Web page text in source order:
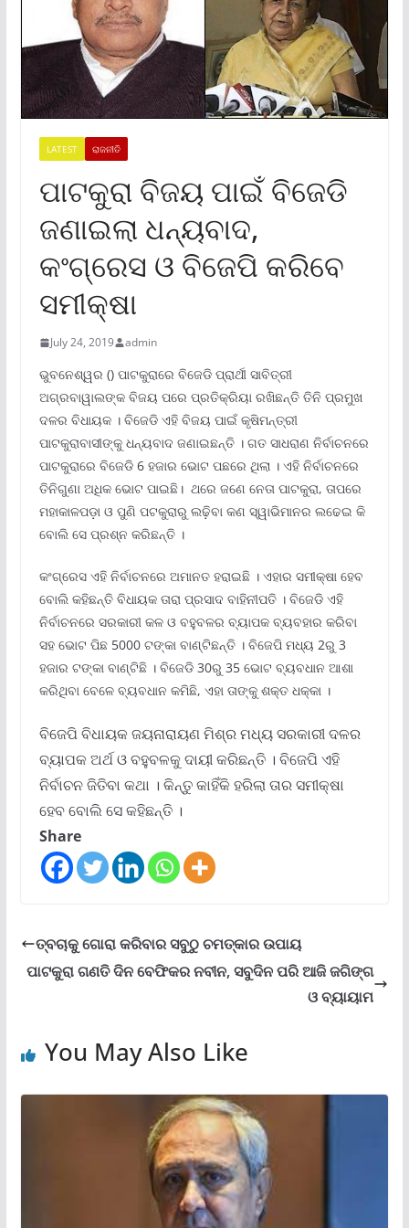
LATEST ରାଜନୀତି
ପାଟକୁରା ବିଜୟ ପାଇଁ ବିଜେଡି
ଜଣାଇଲା ଧନ୍ୟବାଦ,
କଂଗ୍ରେସ ଓ ବିଜେପି କରିବେ
ସମୀକ୍ଷା
July 24, 2019 admin
ଭୁବନେଶ୍ୱର () ପାଟକୁରାରେ ବିଜେଡି ପ୍ରାର୍ଥୀ ସାବିତ୍ରୀ
ଅଗ୍ରବାୱାଲଙ୍କ ବିଜୟ ପରେ ପ୍ରତିକ୍ରିୟା ରଖିଛନ୍ତି ତିନି ପ୍ରମୁଖ
ଦଳର ବିଧାୟକ । ବିଜେଡି ଏହି ବିଜୟ ପାଇଁ କୃଷିମନ୍ତ୍ରୀ
ପାଟକୁରାବାସୀଙ୍କୁ ଧନ୍ୟବାଦ ଜଣାଇଛନ୍ତି । ଗତ ସାଧରାଣ ନିର୍ବାଚନରେ
ପାଟକୁରାରେ ବିଜେଡି 6 ହଜାର ଭୋଟ ପଛରେ ଥିଲା । ଏହି ନିର୍ବାଚନରେ
ତିନିଗୁଣା ଅଧିକ ଭୋଟ ପାଇଛି। ଥରେ ଜଣେ ନେତା ପାଟକୁରା, ତାପରେ
ମହାକାଳପଡ଼ା ଓ ପୁଣି ପଟକୁରାରୁ ଲଢ଼ିବା କଣ ସ୍ୱାଭିମାନର ଲଢେଇ କି
ବୋଲି ସେ ପ୍ରଶ୍ନ କରିଛନ୍ତି ।
କଂଗ୍ରେସ ଏହି ନିର୍ବାଚନରେ ଅମାନତ ହରାଇଛି । ଏହାର ସମୀକ୍ଷା ହେବ
ବୋଲି କହିଛନ୍ତି ବିଧାୟକ ତାରା ପ୍ରସାଦ ବାହିନୀପତି । ବିଜେଡି ଏହି
ନିର୍ବାଚନରେ ସରକାରୀ କଳ ଓ ବହୁବଳର ବ୍ୟାପକ ବ୍ୟବହାର କରିବା
ସହ ଭୋଟ ପିଛ 5000 ଟଙ୍କା ବାଣ୍ଟିଛନ୍ତି । ବିଜେପି ମଧ୍ୟ 2ରୁ 3
ହଜାର ଟଙ୍କା ବାଣ୍ଟିଛି । ବିଜେଡି 30ରୁ 35 ଭୋଟ ବ୍ୟବଧାନ ଆଶା
କରିଥିବା ବେଳେ ବ୍ୟବଧାନ କମିଛି, ଏହା ତାଙ୍କୁ ଶକ୍ତ ଧକ୍କା ।
ବିଜେପି ବିଧାୟକ ଜୟନାରାୟଣ ମିଶ୍ର ମଧ୍ୟ ସରକାରୀ ଦଳର
ବ୍ୟାପକ ଅର୍ଥ ଓ ବହୁବଳକୁ ଦାୟୀ କରିଛନ୍ତି । ବିଜେପି ଏହି
ନିର୍ବାଚନ ଜିତିବା କଥା । କିନ୍ତୁ କାହିଁକି ହରିଲା ତାର ସମୀକ୍ଷା
ହେବ ବୋଲି ସେ କହିଛନ୍ତି ।
Share
ତ୍ବଚାକୁ ଗୋରା କରିବାର ସବୁଠୁ ଚମତ୍କାର ଉପାୟ
ପାଟକୁରା ଗଣତି ଦିନ ବେଫିକର ନବୀନ, ସବୁଦିନ ପରି ଆଜି ଜଗିଙ୍ଗ
ଓ ବ୍ୟାୟାମ
You May Also Like